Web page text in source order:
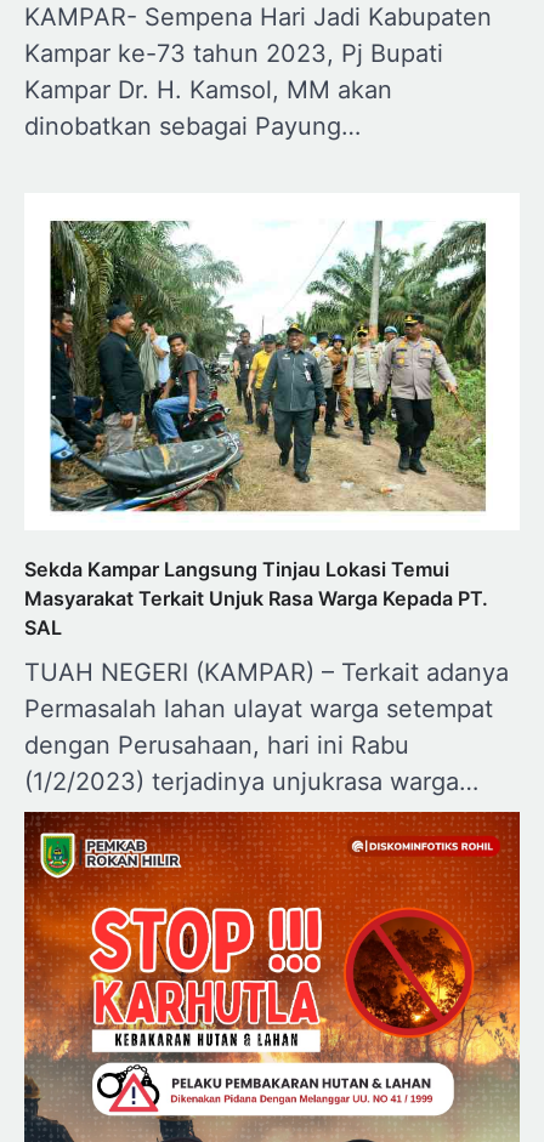
KAMPAR- Sempena Hari Jadi Kabupaten
Kampar ke-73 tahun 2023, Pj Bupati
Kampar Dr. H. Kamsol, MM akan
dinobatkan sebagai Payung…
Sekda Kampar Langsung Tinjau Lokasi Temui
Masyarakat Terkait Unjuk Rasa Warga Kepada PT.
SAL
TUAH NEGERI (KAMPAR) – Terkait adanya
Permasalah lahan ulayat warga setempat
dengan Perusahaan, hari ini Rabu
(1/2/2023) terjadinya unjukrasa warga…